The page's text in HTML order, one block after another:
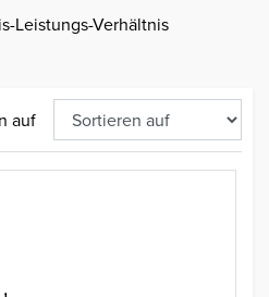
Leistungs-Verhältnis
auf